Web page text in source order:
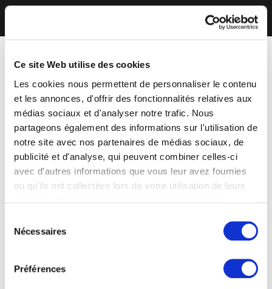
Ce site Web utilise des cookies
Les cookies nous permettent de personnaliser le contenu
et les annonces, d'offrir des fonctionnalités relatives aux
médias sociaux et d'analyser notre trafic. Nous
partageons également des informations sur l'utilisation de
notre site avec nos partenaires de médias sociaux, de
publicité et d'analyse, qui peuvent combiner celles-ci
avec d'autres informations que vous leur avez fournies
ou qu'ils ont collectées lors de votre utilisation de leurs
Nécessaires
Préférences